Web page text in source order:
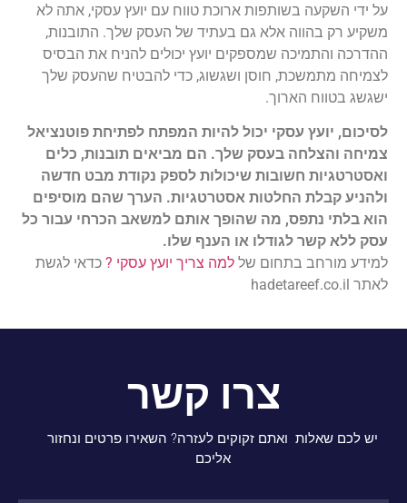
על ידי השקעה בשותפות ארוכת טווח עם יועץ עסקי, אתה לא
משקיע רק בהווה אלא גם בעתיד של העסק שלך. התובנות,
ההדרכה והתמיכה שמספקים יועץ יכולים להניח את הבסיס
לצמיחה מתמשכת, חוסן ושגשוג, כדי להבטיח שהעסק שלך
ישגשג בטווח הארוך.
לסיכום, יועץ עסקי יכול להיות המפתח לפתיחת פוטנציאל
צמיחה והצלחה בעסק שלך. הם מביאים תובנות, כלים
ואסטרטגיות חשובות שיכולות לספק נקודת מבט חדשה
ולהניע קבלת החלטות אסטרטגיות. הערך שהם מוסיפים
הוא בלתי נתפס, מה שהופך אותם למשאב הכרחי עבור כל
עסק ללא קשר לגודלו או הענף שלו.
למידע מורחב בתחום של למה צריך יועץ עסקי ? כדאי לגשת
לאתר hadetareef.co.il
צרו קשר
יש לכם שאלות ואתם זקוקים לעזרה? השאירו פרטים ונחזור
אליכם